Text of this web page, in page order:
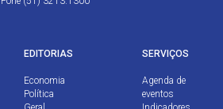
EDITORIAS
Economia
Política
SERVIÇOS
Agenda de
eventos